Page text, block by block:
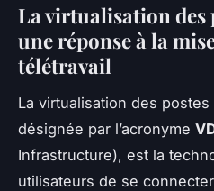
La virtualisation des
une réponse à la
télétravail
La virtualisation des
désignée par l’acronyme
Infrastructure), est la
utilisateurs de se